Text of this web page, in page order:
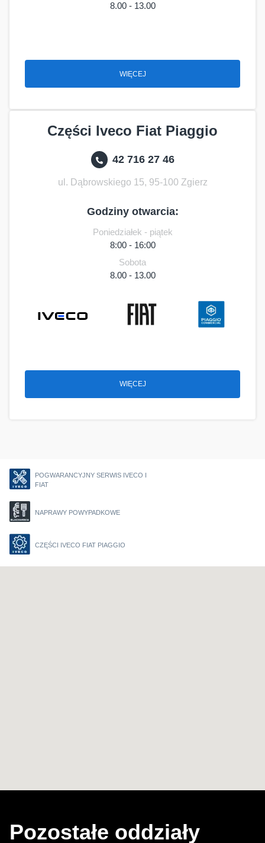
8.00 - 13.00
WIĘCEJ
Części Iveco Fiat Piaggio
42 716 27 46
ul. Dąbrowskiego 15, 95-100 Zgierz
Godziny otwarcia:
Poniedziałek - piątek
8:00 - 16:00
Sobota
8.00 - 13.00
WIĘCEJ
POGWARANCYJNY SERWIS IVECO I
FIAT
NAPRAWY POWYPADKOWE
CZĘŚCI IVECO FIAT PIAGGIO
Pozostałe oddziały